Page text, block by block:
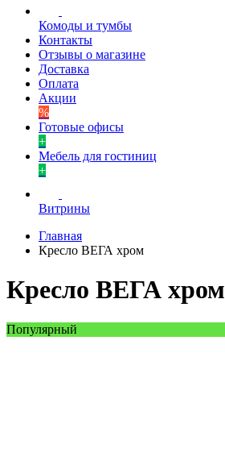
Комоды и тумбы
Контакты
Отзывы о магазине
Доставка
Оплата
Акции
%
Готовые офисы
+
Мебель для гостиниц
+
Витрины
Главная
Кресло ВЕГА хром
Кресло ВЕГА хром
Популярный